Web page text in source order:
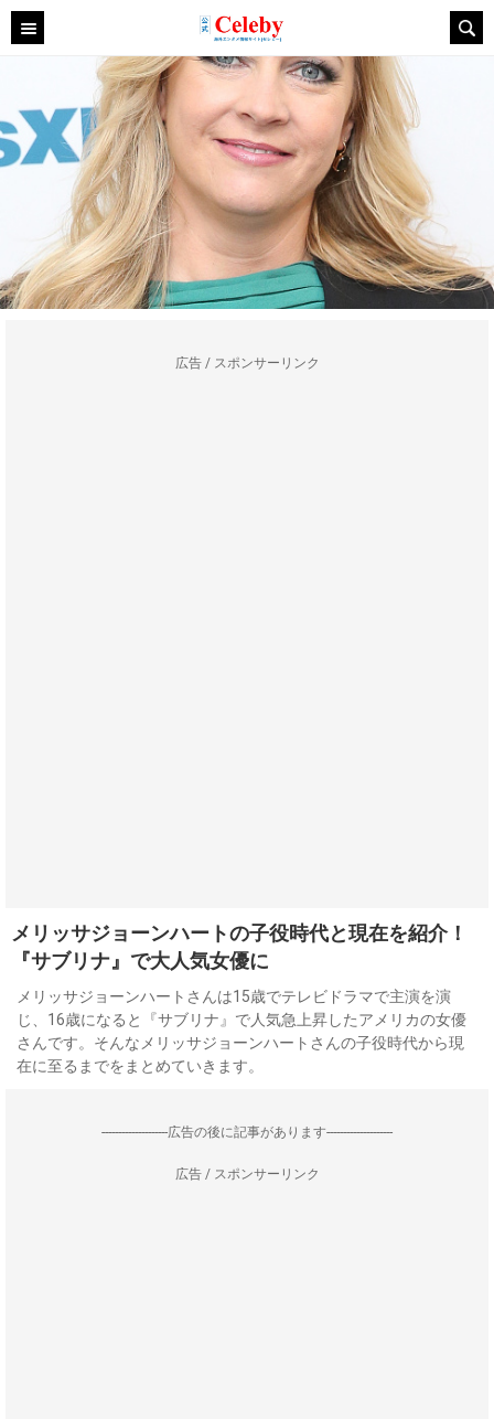
広告 / スポンサーリンク
メリッサジョーンハートの子役時代と現在を紹介！
『サブリナ』で大人気女優に
メリッサジョーンハートさんは15歳でテレビドラマで主演を演
じ、16歳になると『サブリナ』で人気急上昇したアメリカの女優
さんです。そんなメリッサジョーンハートさんの子役時代から現
在に至るまでをまとめていきます。
--------------------広告の後に記事があります--------------------
広告 / スポンサーリンク